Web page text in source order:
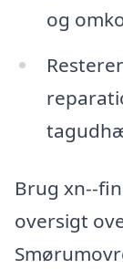
og
Brug xn--
oversigt